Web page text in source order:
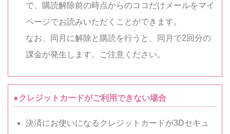
で、購読解除前の時点からのココだけメールをマイ
ページでお読みいただくことができます。
なお、同月に解除と購読を行うと、同月で2回分の
課金が発生します。ご注意ください。
●クレジットカードがご利用できない場合
決済にお使いになるクレジットカードが3Dセキュ